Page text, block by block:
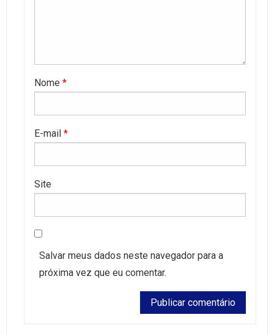
Nome *
E-mail *
Site
Salvar meus dados neste navegador para a
próxima vez que eu comentar.